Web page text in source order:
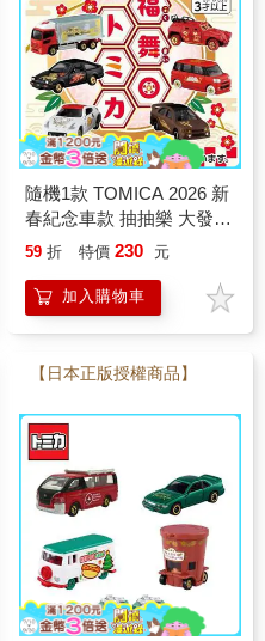
隨機1款 TOMICA 2026 新
春紀念車款 抽抽樂 大發
豐田 機動車 日產 三菱 玩
59 折 特價 230 元
加入購物車
【日本正版授權商品】